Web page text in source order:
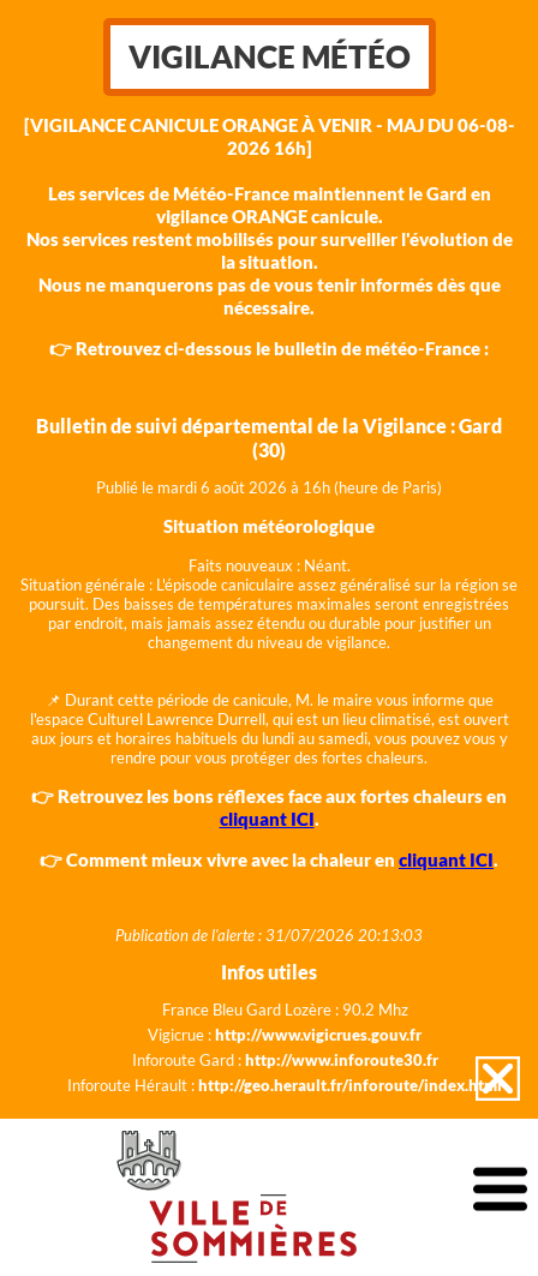
VIGILANCE MÉTÉO
[VIGILANCE CANICULE ORANGE À VENIR - MAJ DU 06-08-
2026 16h]
Les services de Météo-France maintiennent le Gard en
vigilance ORANGE canicule.
Nos services restent mobilisés pour surveiller l'évolution de
la situation.
Nous ne manquerons pas de vous tenir informés dès que
nécessaire.
👉 Retrouvez ci-dessous le bulletin de météo-France :
Bulletin de suivi départemental de la Vigilance : Gard
(30)
Publié le mardi 6 août 2026 à 16h (heure de Paris)
Situation météorologique
Faits nouveaux : Néant.
Situation générale : L'épisode caniculaire assez généralisé sur la région se
poursuit. Des baisses de températures maximales seront enregistrées
par endroit, mais jamais assez étendu ou durable pour justifier un
changement du niveau de vigilance.
📌 Durant cette période de canicule, M. le maire vous informe que
l'espace Culturel Lawrence Durrell, qui est un lieu climatisé, est ouvert
aux jours et horaires habituels du lundi au samedi, vous pouvez vous y
rendre pour vous protéger des fortes chaleurs.
👉 Retrouvez les bons réflexes face aux fortes chaleurs en
cliquant ICI.
👉 Comment mieux vivre avec la chaleur en cliquant ICI.
Publication de l'alerte : 31/07/2026 20:13:03
Infos utiles
France Bleu Gard Lozère : 90.2 Mhz
Vigicrue :http://www.vigicrues.gouv.fr
Inforoute Gard :http://www.inforoute30.fr
Inforoute Hérault :http://geo.herault.fr/inforoute/index.html